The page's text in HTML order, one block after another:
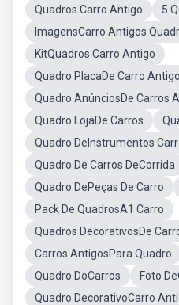
Quadros Carro Antigo
5
ImagensCarro Antigos
KitQuadros Carro Antigo
Quadro PlacaDe Carro
Quadro AnúnciosDe Carros
Quadro LojaDe Carros
Quadro DeInstrumentos
Quadro De Carros DeCorrida
Quadro DePeças De Carro
Pack De QuadrosA1 Carro
Quadros DecorativosDe
Carros AntigosPara Quadro
Quadro DoCarros
Foto
Quadro DecorativoCarro